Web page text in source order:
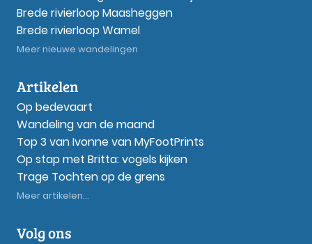
Brede rivierloop Maasheggen
Brede rivierloop Wamel
Meer nieuwe wandelingen
Artikelen
Op bedevaart
Wandeling van de maand
Top 3 van Ivonne van MyFootPrints
Op stap met Britta: vogels kijken
Trage Tochten op de grens
Meer artikelen...
Volg ons